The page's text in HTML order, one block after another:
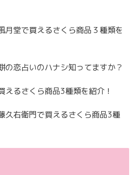
月堂で買えるさくら商品３種類を
の恋占いのハナシ知ってますか？
えるさくら商品3種類を紹介！
久右衛門で買えるさくら商品3種